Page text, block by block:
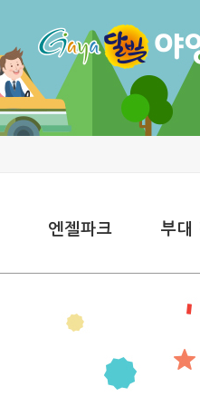
엔젤파크 부대